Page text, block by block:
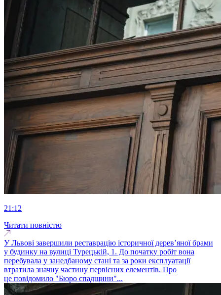
21:12
Читати повністю
У Львові завершили реставрацію історичної дерев’яної брами
у будинку на вулиці Турецькій, 1. До початку робіт вона
перебувала у занедбаному стані та за роки експлуатації
втратила значну частину первісних елементів. Про
це повідомило "Бюро спадщини"...